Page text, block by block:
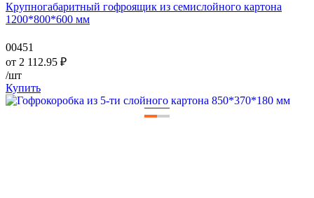
Крупногабаритный гофроящик из семислойного картона
1200*800*600 мм
00451
от 2 112.95 ₽
/шт
Купить
——